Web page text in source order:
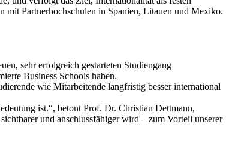
mit Partnerhochschulen in Spanien, Litauen und Mexiko.
sehr erfolgreich gestarteten Studiengang
Business Schools haben.
wie Mitarbeitende langfristig besser international
ist.“, betont Prof. Dr. Christian Dettmann,
und anschlussfähiger wird – zum Vorteil unserer